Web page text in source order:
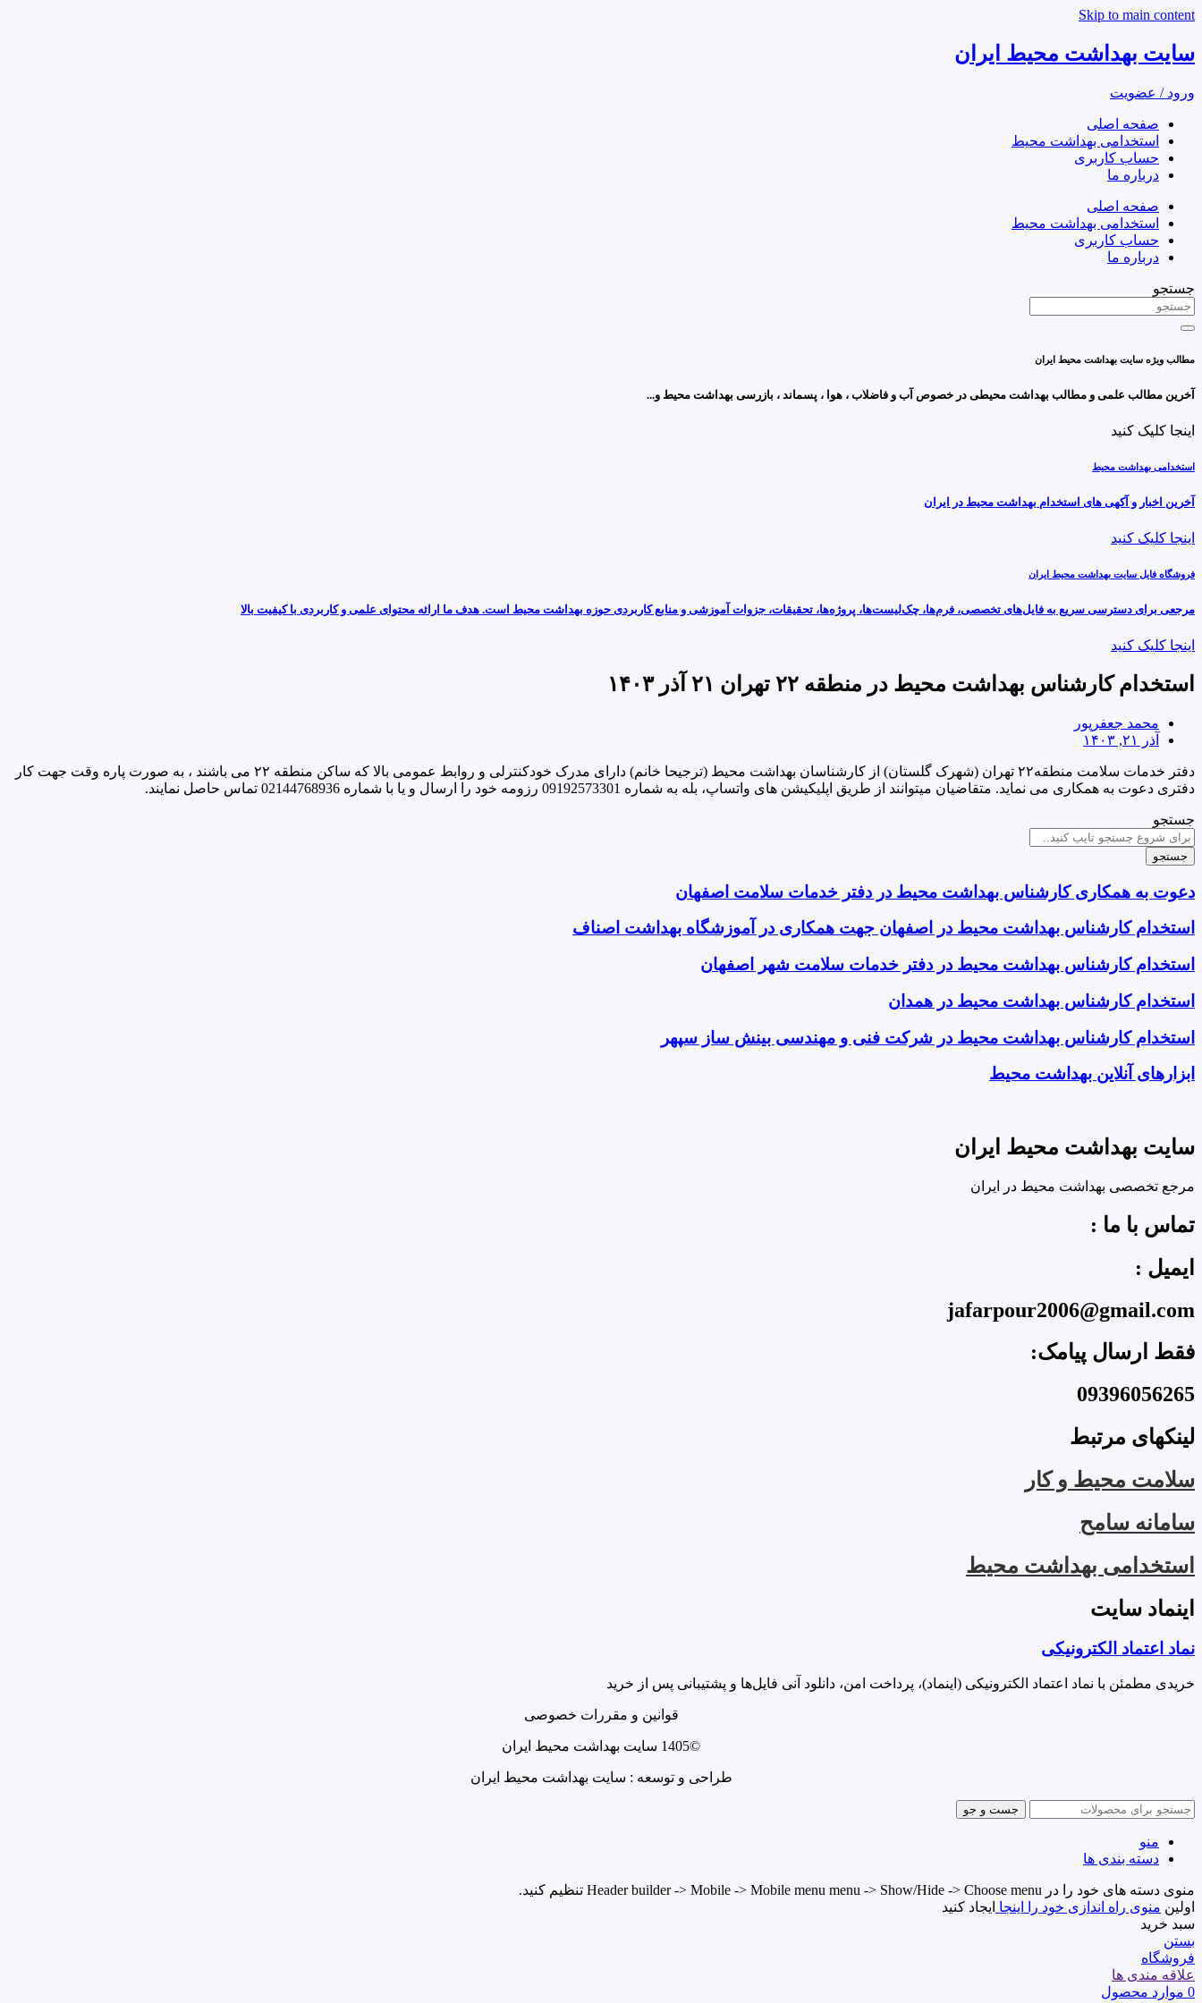
Skip to main content
سایت بهداشت محیط ایران
ورود / عضویت
صفحه اصلی
استخدامی بهداشت محیط
حساب کاربری
درباره ما
صفحه اصلی
استخدامی بهداشت محیط
حساب کاربری
درباره ما
جستجو
مطالب ویژه سایت بهداشت محیط ایران
آخرین مطالب علمی و مطالب بهداشت محیطی در خصوص آب و فاضلاب ، هوا ، پسماند ، بازرسی بهداشت محیط و...
اینجا کلیک کنید
استخدامی بهداشت محیط
آخرین اخبار و آکهی های استخدام بهداشت محیط در ایران
اینجا کلیک کنید
فروشگاه فایل سایت بهداشت محیط ایران
مرجعی برای دسترسی سریع به فایل‌های تخصصی، فرم‌ها، چک‌لیست‌ها، پروژه‌ها، تحقیقات، جزوات آموزشی و منابع کاربردی حوزه بهداشت محیط است. هدف ما ارائه محتوای علمی و کاربردی با کیفیت بالا
اینجا کلیک کنید
استخدام کارشناس بهداشت محیط در منطقه ۲۲ تهران ۲۱ آذر ۱۴۰۳
محمد جعفرپور
آذر ۲۱, ۱۴۰۳
دفتر خدمات سلامت منطقه۲۲ تهران (شهرک گلستان) از کارشناسان بهداشت محیط (ترجیحا خانم) دارای مدرک خودکنترلی و روابط عمومی بالا که ساکن منطقه ۲۲ می باشند ، به صورت پاره وقت جهت کار
دفتری دعوت به همکاری می نماید. متقاضیان میتوانند از طریق اپلیکیشن های واتساپ، بله به شماره 09192573301 رزومه خود را ارسال و یا با شماره 02144768936 تماس حاصل نمایند.
جستجو
جستجو
دعوت به همکاری کارشناس بهداشت محیط در دفتر خدمات سلامت اصفهان
استخدام کارشناس بهداشت محیط در اصفهان جهت همکاری در آموزشگاه بهداشت اصناف
استخدام کارشناس بهداشت محیط در دفتر خدمات سلامت شهر اصفهان
استخدام کارشناس بهداشت محیط در همدان
استخدام کارشناس بهداشت محیط در شرکت فنی و مهندسی بینش ساز سپهر
ابزارهای آنلاین بهداشت محیط
سایت بهداشت محیط ایران
مرجع تخصصی بهداشت محیط در ایران
تماس با ما :
ایمیل :
jafarpour2006@gmail.com
فقط ارسال پیامک:
09396056265
لینکهای مرتبط
سلامت محیط و کار
سامانه سامح
استخدامی بهداشت محیط
اینماد سایت
نماد اعتماد الکترونیکی
خریدی مطمئن با نماد اعتماد الکترونیکی (اینماد)، پرداخت امن، دانلود آنی فایل‌ها و پشتیبانی پس از خرید
قوانین و مقررات خصوصی
©1405 سایت بهداشت محیط ایران
طراحی و توسعه : سایت بهداشت محیط ایران
جست و جو
منو
دسته بندی ها
منوی دسته های خود را در Header builder -> Mobile -> Mobile menu menu -> Show/Hide -> Choose menu تنظیم کنید.
اولین منوی راه اندازی خود را اینجا ایجاد کنید
سبد خرید
بستن
فروشگاه
علاقه مندی ها
0 موارد محصول